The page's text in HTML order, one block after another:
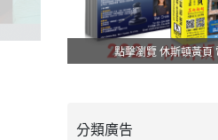
點擊瀏覽 休斯頓黃頁
分類廣告